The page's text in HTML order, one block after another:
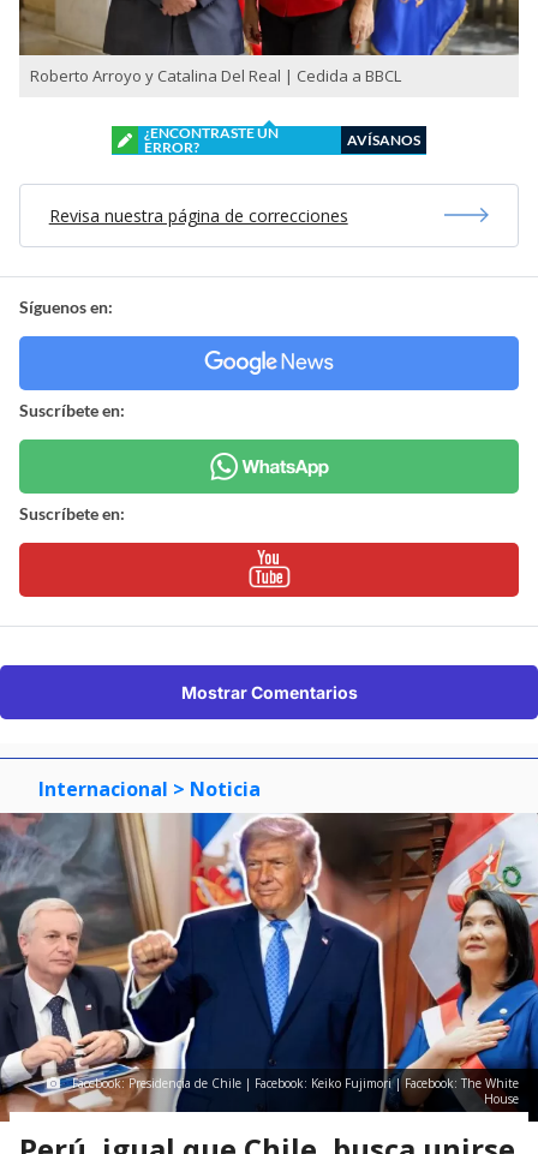
Roberto Arroyo y Catalina Del Real | Cedida a BBCL
¿ENCONTRASTE UN
ERROR?
AVÍSANOS
Revisa nuestra página de correcciones
Síguenos en:
Suscríbete en:
Suscríbete en:
Mostrar Comentarios
Internacional > Noticia
Facebook: Presidencia de Chile | Facebook: Keiko Fujimori | Facebook: The White
House